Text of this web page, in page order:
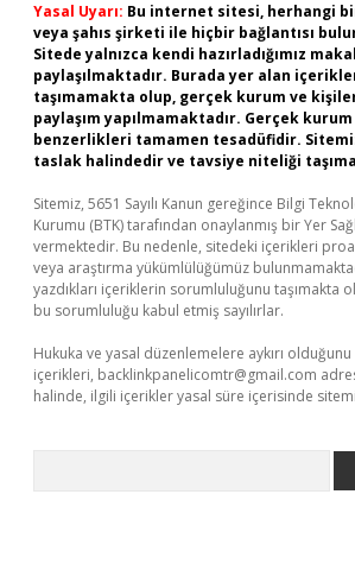
Yasal Uyarı: Bu internet sitesi, herhangi
veya şahıs şirketi ile hiçbir bağlantısı
Sitede yalnızca kendi hazırladığımız
paylaşılmaktadır. Burada yer alan
taşımamakta olup, gerçek kurum ve
paylaşım yapılmamaktadır. Gerçek
benzerlikleri tamamen tesadüfidir.
taslak halindedir ve tavsiye niteliği
Sitemiz, 5651 Sayılı Kanun gereğince Bilgi
Kurumu (BTK) tarafından onaylanmış bir Yer
vermektedir. Bu nedenle, sitedeki içerikleri
veya araştırma yükümlülüğümüz
yazdıkları içeriklerin sorumluluğunu taşımakta
bu sorumluluğu kabul etmiş sayılırlar.
Hukuka ve yasal düzenlemelere aykırı
içerikleri, backlinkpanelicomtr@gmail.com
halinde, ilgili içerikler yasal süre içerisinde